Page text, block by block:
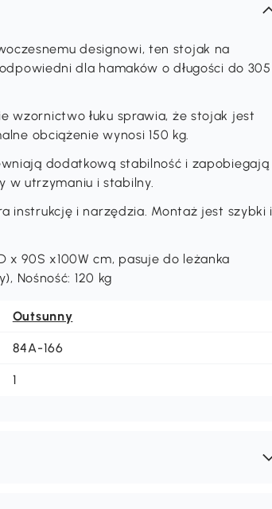
designowi, ten stojak na
dla hamaków o długości do 305
wzornictwo łuku sprawia, że stojak jest
obciążenie wynosi 150 kg.
dodatkową stabilność i zapobiegają
w utrzymaniu i stabilny.
instrukcję i narzędzia. Montaż jest szybki i
x 90S x100W cm, pasuje do leżanka
Nośność: 120 kg
Outsunny
84A-166
1